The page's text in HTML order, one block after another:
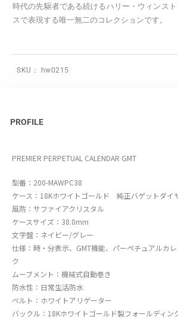
時代の先駆者である続けるハリー・ウィンス
スで表現する唯一無二のコレクションです。
SKU： hw0215
PROFILE
PREMIER PERPETUAL CALENDAR GMT
型番：200-MAWPC38
ケース：18Kホワイトゴールド 純正バゲットダイ
風防：サファイアクリスタル
ケースサイズ：38.0mm
文字盤：ネイビー/グレー
仕様：時・分表示、GMT機能、パーペチュアルカ
ク
ムーブメント：機械式自動巻き
防水性：日常生活防水
ベルト：ホワイトアリゲーター
バックル：18Kホワイトゴールド製フォールディン